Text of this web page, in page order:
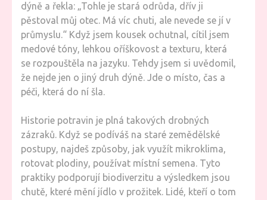
dýně a řekla: „Tohle je stará odrůda, dřív ji
pěstoval můj otec. Má víc chuti, ale nevede se jí v
průmyslu.“ Když jsem kousek ochutnal, cítil jsem
medové tóny, lehkou oříškovost a texturu, která
se rozpouštěla na jazyku. Tehdy jsem si uvědomil,
že nejde jen o jiný druh dýně. Jde o místo, čas a
péči, která do ní šla.
Historie potravin je plná takových drobných
zázraků. Když se podíváš na staré zemědělské
postupy, najdeš způsoby, jak využít mikroklima,
rotovat plodiny, používat místní semena. Tyto
praktiky podporují biodiverzitu a výsledkem jsou
chutě, které mění jídlo v prožitek. Lidé, kteří o tom